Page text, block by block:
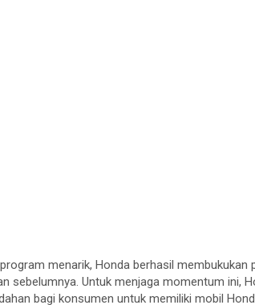
menarik, Honda berhasil membukukan
sebelumnya. Untuk menjaga momentum ini,
bagi konsumen untuk memiliki mobil